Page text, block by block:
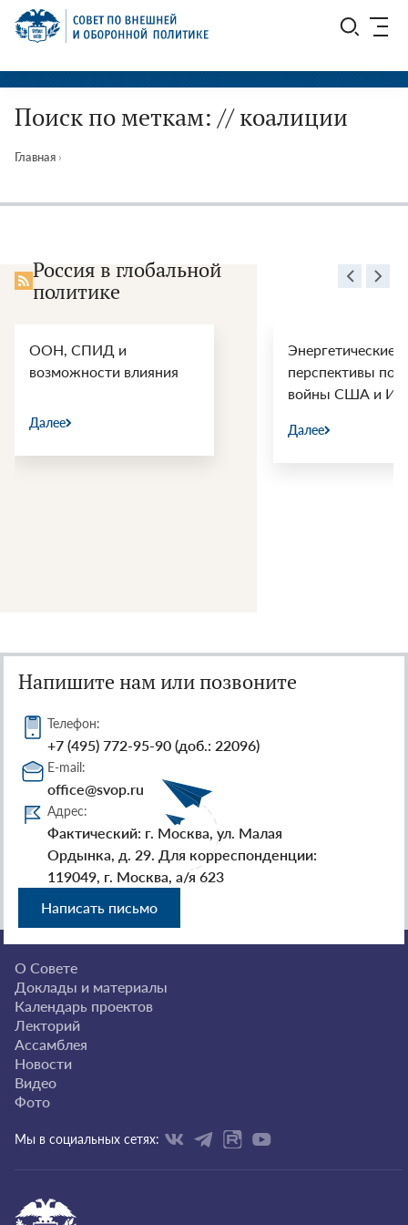
Перейти
СВОП
Поиск по меткам: // коалиции
Главная ›
Россия в глобальной
политике
ООН, СПИД и
возможности влияния
Далее
Энергетические
перспективы
войны США и
Далее
Напишите нам или позвоните
Телефон:
+7 (495) 772-95-90 (доб.: 22096)
E-mail:
office@svop.ru
Адрес:
Фактический: г. Москва, ул. Малая
Ордынка, д. 29. Для корреспонденции:
119049, г. Москва, а/я 623
Написать письмо
О Совете
Доклады и материалы
Календарь проектов
Лекторий
Ассамблея
Новости
Видео
Фото
Мы в социальных сетях: